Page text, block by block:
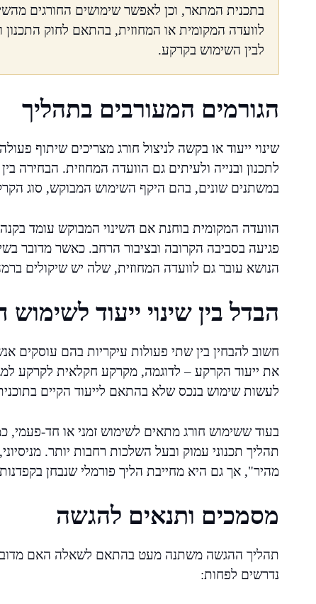
בתכנית המתאר, וכן לאפשר שימושים החורגים
לוועדה המקומית או המחוזית, בהתאם לחוק
לבין השימוש בקרקע.
הגורמים המעורבים בתהליך
שינוי ייעוד או בקשה לניצול חורג מצריכים שיתוף
לתכנון ובנייה ולעיתים גם הוועדה המחוזית. הבחירה
במשתנים שונים, בהם היקף השימוש המבוקש, סוג
הוועדה המקומית בוחנת אם השינוי המבוקש עומד
פגיעה בסביבה הקרובה ובציבור הרחב. כאשר מדובר
הנושא עובר גם לוועדה המחוזית, שלה יש שיקולים
הבדל בין שינוי ייעוד לשימוש
חשוב להבחין בין שתי פעולות עיקריות בהם עוסקים
את ייעוד הקרקע – לדוגמה, מקרקע חקלאית לקרקע
לעשות שימוש בנכס שלא בהתאם לייעוד הקיים
בעוד ששימוש חורג מתאים לשימוש זמני או חד-פעמי,
תהליך תכנוני עמוק ובעל השלכות רחבות יותר.
מהיר", אך גם היא מחייבת הליך פורמלי שנבחן
מסמכים ותנאים להגשה
תהליך ההגשה משתנה מעט בהתאם לשאלה האם מדובר
נדרשים לפחות: